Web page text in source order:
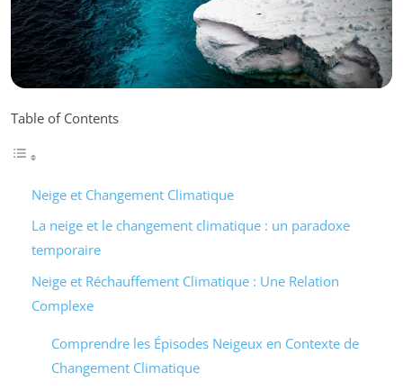
Table of Contents
Neige et Changement Climatique
La neige et le changement climatique : un paradoxe
temporaire
Neige et Réchauffement Climatique : Une Relation
Complexe
Comprendre les Épisodes Neigeux en Contexte de
Changement Climatique